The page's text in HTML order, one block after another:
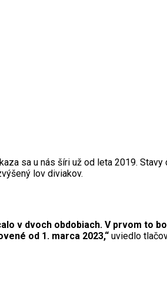
sa u nás šíri už od leta 2019.
lov diviakov.
v dvoch obdobiach. V prvom to
od 1. marca 2023,“ uviedlo